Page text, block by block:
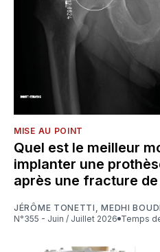
MISE AU POINT
Quel est le meilleur
implanter une
après une fracture de
JÉRÔME TONETTI ,MEDHI
N°355 - Juin / Juillet 2026
Temps